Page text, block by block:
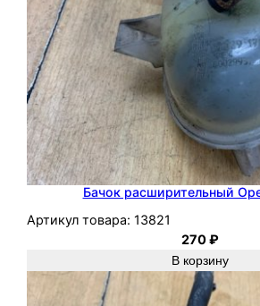
Бачок расширительный
Артикул товара: 13821
270₽
В корзину